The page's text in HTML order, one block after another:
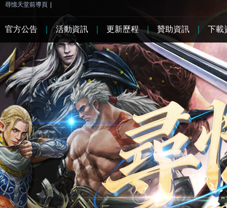
尋憶天堂前導頁